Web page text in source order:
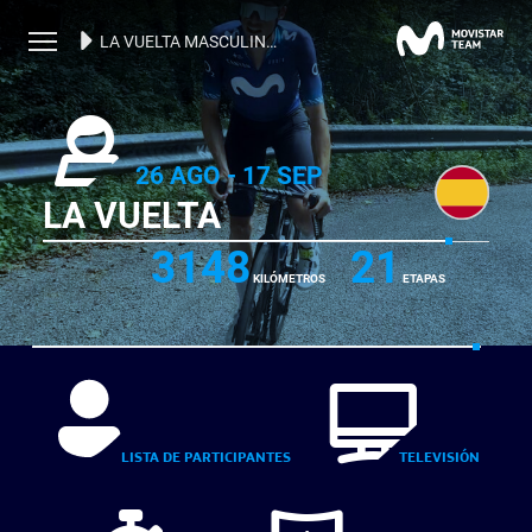
LA VUELTA MASCULINA 2023
26 AGO - 17 SEP
LA VUELTA
3148KILÓMETROS 21ETAPAS
LISTA DE PARTICIPANTES TELEVISIÓN